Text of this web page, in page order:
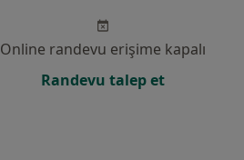
Online randevu erişime kapalı
Randevu talep et